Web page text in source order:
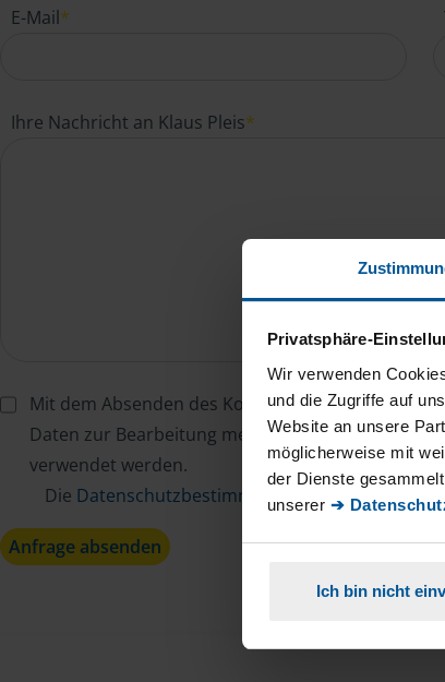
Privatsphäre-
Wir verwenden
und die Zugriffe auf
Website an unsere
möglicherweise mit
der Dienste
unserer ➔
Ich bin nicht
E-Mail*
Ihre Nachricht an Klaus Pleis*
Mit dem Absenden des Kontaktformulars erkläre
Daten zur Bearbeitung meines Anliegens sowie
verwendet werden.
Die Datenschutzbestimmungen habe ich zur
Anfrage absenden